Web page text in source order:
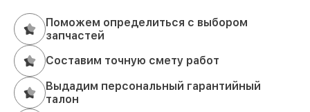
Поможем определиться с выбором
запчастей
Составим точную смету работ
Выдадим персональный гарантийный
талон